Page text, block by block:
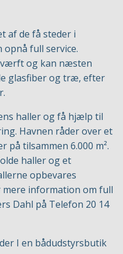
af de få steder i
opnå full service.
værft og kan næsten
glasfiber og træ, efter
haller og få hjælp til
Havnen råder over et
tilsammen 6.000 m².
haller og et
opbevares
information om full
Dahl på Telefon 20 14
I en bådudstyrsbutik